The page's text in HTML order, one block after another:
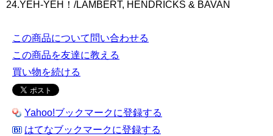
24.YEH-YEH！/LAMBERT, HENDRICKS & BAVAN
この商品について問い合わせる
この商品を友達に教える
買い物を続ける
Yahoo!ブックマークに登録する
はてなブックマークに登録する